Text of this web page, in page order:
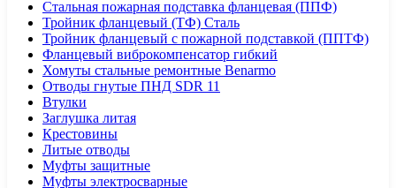
Стальная пожарная подставка фланцевая (ППФ)
Тройник фланцевый (ТФ) Сталь
Тройник фланцевый с пожарной подставкой (ППТФ)
Фланцевый виброкомпенсатор гибкий
Хомуты стальные ремонтные Benarmo
Отводы гнутые ПНД SDR 11
Втулки
Заглушка литая
Крестовины
Литые отводы
Муфты защитные
Муфты электросварные